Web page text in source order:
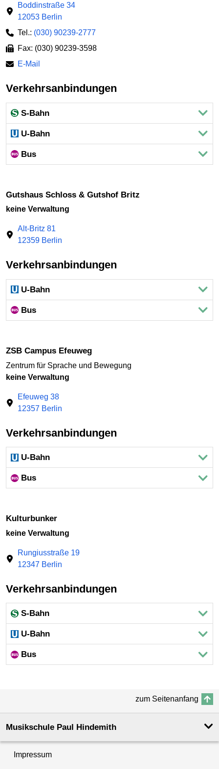
Boddinstraße 34
12053 Berlin
Tel.: (030) 90239-2777
Fax: (030) 90239-3598
E-Mail
Verkehrsanbindungen
S-Bahn
U-Bahn
Bus
Gutshaus Schloss & Gutshof Britz
keine Verwaltung
Alt-Britz 81
12359 Berlin
Verkehrsanbindungen
U-Bahn
Bus
ZSB Campus Efeuweg
Zentrum für Sprache und Bewegung
keine Verwaltung
Efeuweg 38
12357 Berlin
Verkehrsanbindungen
U-Bahn
Bus
Kulturbunker
keine Verwaltung
Rungiusstraße 19
12347 Berlin
Verkehrsanbindungen
S-Bahn
U-Bahn
Bus
zum Seitenanfang
Musikschule Paul Hindemith
Impressum